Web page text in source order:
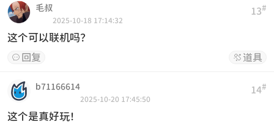
13#
毛叔
2025-10-18 17:14:32
这个可以联机吗？
 回复  道具
14#
b71166614
2025-10-20 17:45:50
这个是真好玩！